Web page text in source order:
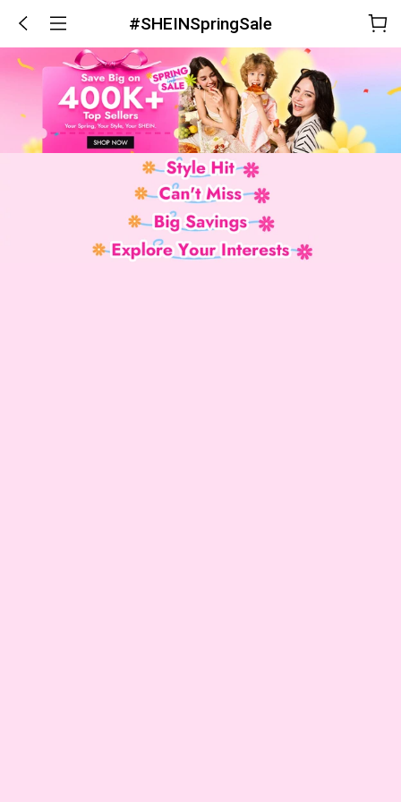
#SHEINSpringSale